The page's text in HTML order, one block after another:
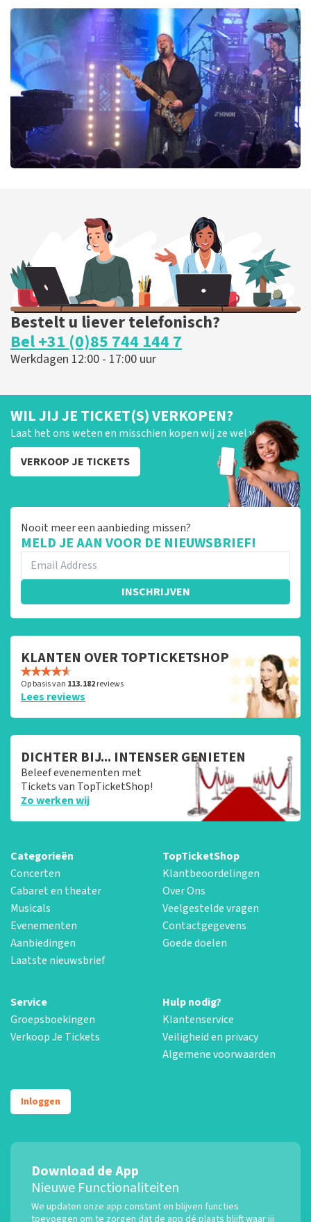
40 45 De Musical
290laatste 30 minuten
BESTEL NU
BESTEL NU
Bestelt u liever telefonisch?
Bel +31 (0)85 744 144 7
Werkdagen 12:00 - 17:00 uur
WIL JIJ JE TICKET(S) VERKOPEN?
Laat het ons weten en misschien kopen wij ze wel van je!
VERKOOP JE TICKETS
Nooit meer een aanbieding missen?
MELD JE AAN VOOR DE NIEUWSBRIEF!
INSCHRIJVEN
KLANTEN OVER TOPTICKETSHOP
Op basis van 113.182reviews
Lees reviews
DICHTER BIJ... INTENSER GENIETEN
Beleef evenementen met
Tickets van TopTicketShop!
Zo werken wij
Categorieën
Concerten
Cabaret en theater
Musicals
Evenementen
Aanbiedingen
Laatste nieuwsbrief
TopTicketShop
Klantbeoordelingen
Over Ons
Veelgestelde vragen
Contactgegevens
Goede doelen
Service
Groepsboekingen
Verkoop Je Tickets
Hulp nodig?
Klantenservice
Veiligheid en privacy
Algemene voorwaarden
Inloggen
Download de App
Nieuwe Functionaliteiten
We updaten onze app constant en blijven functies
toevoegen om te zorgen dat de app dé plaats blijft waar jij